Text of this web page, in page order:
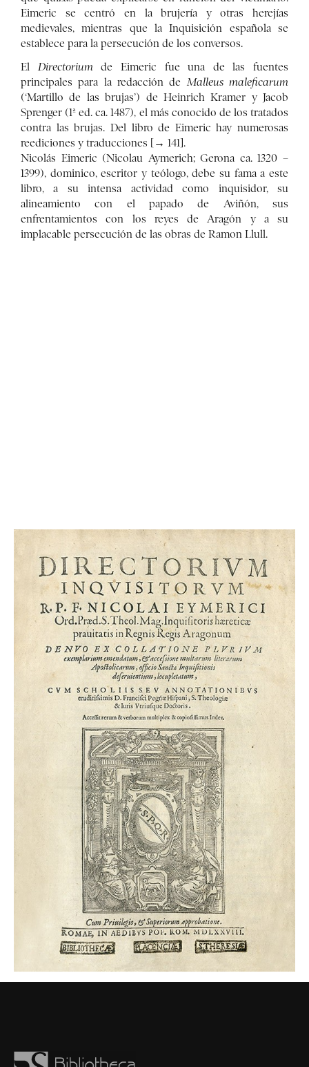
Eimeric se centró en la brujería y otras herejías
medievales, mientras que la Inquisición española se
establece para la persecución de los conversos.
El Directoriumde Eimeric fue una de las fuentes
principales para la redacción de Malleus maleficarum
(‘Martillo de las brujas’) de Heinrich Kramer y Jacob
Sprenger (1ª ed. ca. 1487), el más conocido de los tratados
contra las brujas. Del libro de Eimeric hay numerosas
reediciones y traducciones [→ 141].
Nicolás Eimeric (Nicolau Aymerich; Gerona ca. 1320 –
1399), dominico, escritor y teólogo, debe su fama a este
libro, a su intensa actividad como inquisidor, su
alineamiento con el papado de Aviñón, sus
enfrentamientos con los reyes de Aragón y a su
implacable persecución de las obras de Ramon Llull.